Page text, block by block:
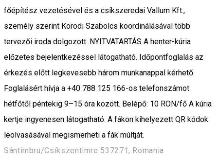
főépítész vezetésével és a csíkszeredai Vallum Kft.,
személy szerint Korodi Szabolcs koordinálásával több
tervezői iroda dolgozott. NYITVATARTÁS A henter-kúria
előzetes bejelentkezéssel látogatható. Időpontfoglalás az
érkezés előtt legkevesebb három munkanappal kérhető.
Foglalásért hívja a +40 788 125 166-os telefonszámot
hétfőtől péntekig 9–15 óra között. Belépő: 10 RON/fő A kúria
kertje ingyenesen látogatható. A fákon kihelyezett QR kódok
leolvasásával megismerheti a fák múltját.
Sântimbru/Csíkszentimre 537271, Romania